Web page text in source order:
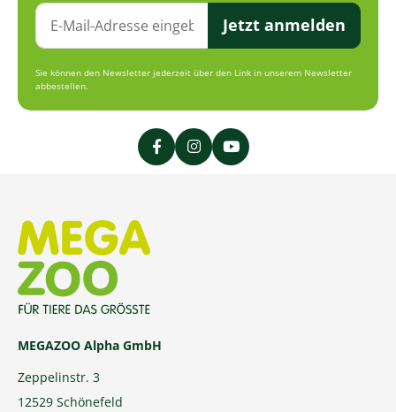
Jetzt anmelden
Sie können den Newsletter jederzeit über den Link in unserem Newsletter
abbestellen.
MEGAZOO Alpha GmbH
Zeppelinstr. 3
12529 Schönefeld